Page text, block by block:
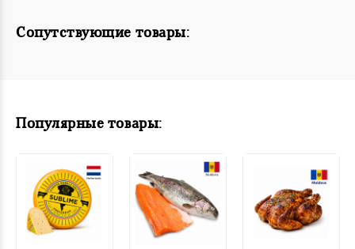
Сопутствующие товары:
Популярные товары: